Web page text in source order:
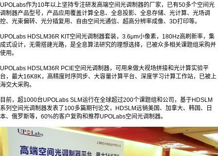
UPOLabs作为10年以上坚持专注研发高端空间光调制器的厂家，已有50多个空间光
调制器产品型号，产品应用覆盖计算全息、全息投影、全息存储、光计算、光场调
控、光束偏转、光分插复用、自由空间光通信、超高分辨率成像、3D打印等。
UPOLabs HDSLM36R KIT空间光调制器套装，3.6μm小像素，180Hz高刷新率，集
成式设计，无需搭建光路，是全息算法研究的理想选择，已被众多相关课题组采购并
使用。
UPOLabs HDSLM36R PCIE空间光调制器，可用来做大视场拼接和光计算实验平
台，最大16K8K，高精度时序同步、大容量计算平台、深度学习计算工作站，已被上
海交大采购。
目前，超1000台UPOLabs SLM运行在全球超过200个课题组和公司，基于HDSLM
系列空间光调制器发表了100多篇期刊论文，HDSLM远销美国、加拿大、韩国、日
本、俄罗斯等，60%的客户复购和推荐UPOLabs空间光调制器。